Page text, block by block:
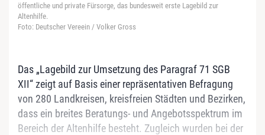
öffentliche und private Fürsorge, das bundesweit erste Lagebild zur
Altenhilfe.
Foto: Deutscher Vereein / Volker Gross
Das „Lagebild zur Umsetzung des Paragraf 71 SGB
XII“ zeigt auf Basis einer repräsentativen Befragung
von 280 Landkreisen, kreisfreien Städten und Bezirken,
dass ein breites Beratungs- und Angebotsspektrum im
Bereich der Altenhilfe besteht. Zugleich wurden bei der